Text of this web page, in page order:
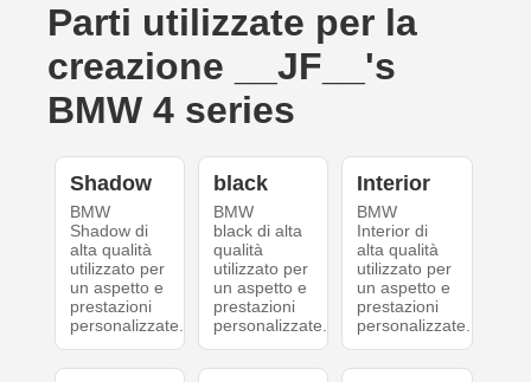
Parti utilizzate per la
creazione __JF__'s
BMW 4 series
Shadow
BMW
Shadow di
alta qualità
utilizzato per
un aspetto e
prestazioni
personalizzate.
black
BMW
black di alta
qualità
utilizzato per
un aspetto e
prestazioni
personalizzate.
Interior
BMW
Interior di
alta qualità
utilizzato per
un aspetto e
prestazioni
personalizzate.